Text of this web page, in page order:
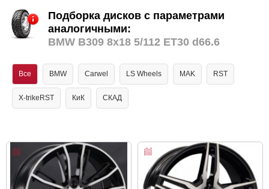
Подборка дисков с параметрами
аналогичными:
BMW B309 8x18 5/112 ET30 d66.6
Все BMW Carwel LS Wheels MAK RST
X-trikeRST КиК СКАД